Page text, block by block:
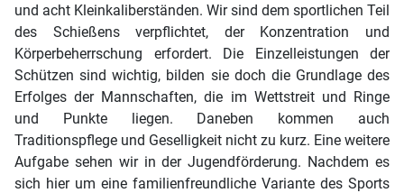
und acht Kleinkaliberständen. Wir sind dem sportlichen Teil
des Schießens verpflichtet, der Konzentration und
Körperbeherrschung erfordert. Die Einzelleistungen der
Schützen sind wichtig, bilden sie doch die Grundlage des
Erfolges der Mannschaften, die im Wettstreit und Ringe
und Punkte liegen. Daneben kommen auch
Traditionspflege und Geselligkeit nicht zu kurz. Eine weitere
Aufgabe sehen wir in der Jugendförderung. Nachdem es
sich hier um eine familienfreundliche Variante des Sports